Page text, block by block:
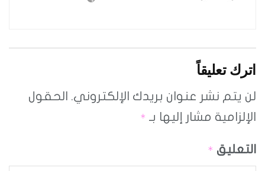
اترك تعليقاً
لن يتم نشر عنوان بريدك الإلكتروني. الحقول
الإلزامية مشار إليها بـ *
التعليق *